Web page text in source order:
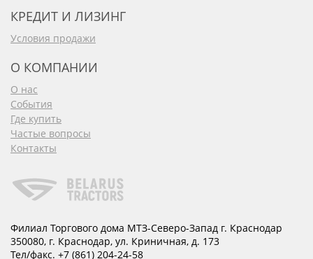
КРЕДИТ И ЛИЗИНГ
Условия продажи
О КОМПАНИИ
О нас
События
Где купить
Частые вопросы
Контакты
Филиал Торгового дома МТЗ-Северо-Запад г. Краснодар
350080, г. Краснодар, ул. Криничная, д. 173
Тел/факс. +7 (861) 204-24-58